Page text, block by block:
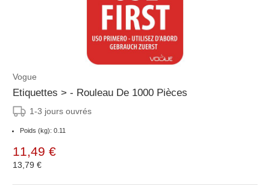
Vogue
Etiquettes > - Rouleau De 1000 Pièces
1-3 jours ouvrés
Poids (kg): 0.11
11,49 €
13,79 €